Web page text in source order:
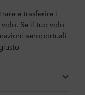
e trasferire i
Se il tuo volo
aeroportuali